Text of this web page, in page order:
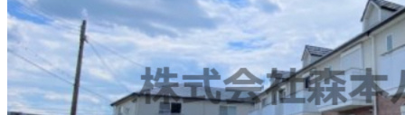
7.5万円(管理費等：3,000円 )
敷金
0ヶ月
礼金